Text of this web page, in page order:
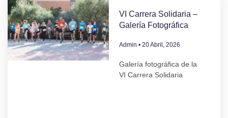
VI Carrera Solidaria –
Galería Fotográfica
Admin 20 Abril, 2026
Galería fotográfica de la
VI Carrera Solidaria